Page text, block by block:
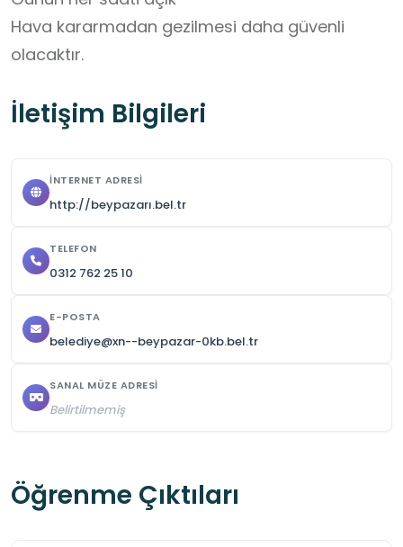
Hava kararmadan gezilmesi daha güvenli
olacaktır.
İletişim Bilgileri
İNTERNET ADRESI
http://beypazarı.bel.tr
TELEFON
0312 762 25 10
E-POSTA
belediye@xn--beypazar-0kb.bel.tr
SANAL MÜZE ADRESI
Belirtilmemiş
Öğrenme Çıktıları